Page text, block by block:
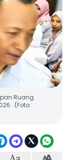
Ruang
. (Foto: